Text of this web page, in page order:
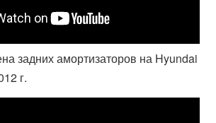
задних амортизаторов на Hyundai
г.